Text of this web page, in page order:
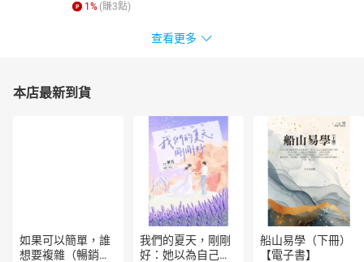
1 % (賺3點)
查看更多
本店最新到貨
如果可以簡單，誰
想要複雜（暢銷經
我們的夏天，剛剛
好：她以為自己只
船山易學（下冊）
【電子書】